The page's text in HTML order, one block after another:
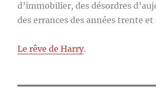
d’immobilier, des désordres
des errances des années trente
Le rêve de Harry.